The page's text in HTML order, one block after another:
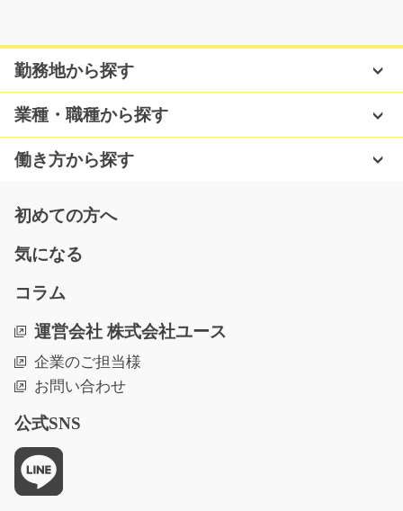
勤務地から探す
業種・職種から探す
働き方から探す
初めての方へ
気になる
コラム
運営会社 株式会社ユース
企業のご担当様
お問い合わせ
公式SNS